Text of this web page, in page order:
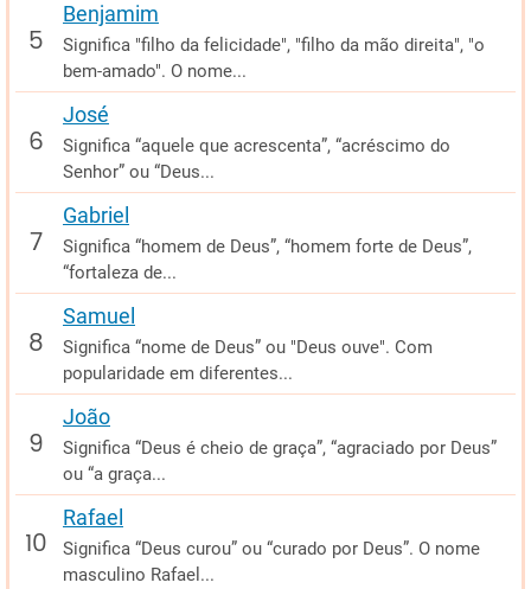
Benjamim
Significa "filho da felicidade", "filho da mão direita", "o
bem-amado". O nome...
José
Significa “aquele que acrescenta”, “acréscimo do
Senhor” ou “Deus...
Gabriel
Significa “homem de Deus”, “homem forte de Deus”,
“fortaleza de...
Samuel
Significa “nome de Deus” ou "Deus ouve". Com
popularidade em diferentes...
João
Significa “Deus é cheio de graça”, “agraciado por Deus”
ou “a graça...
Rafael
Significa “Deus curou” ou “curado por Deus”. O nome
masculino Rafael...